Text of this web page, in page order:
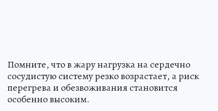
Помните, что в жару нагрузка на сердечно
сосудистую систему резко возрастает, а риск
перегрева и обезвоживания становится
особенно высоким.